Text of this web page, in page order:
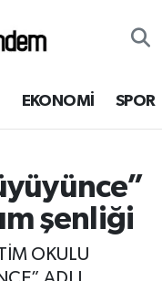
EKONOMİ SPOR
şenliği
OKULU